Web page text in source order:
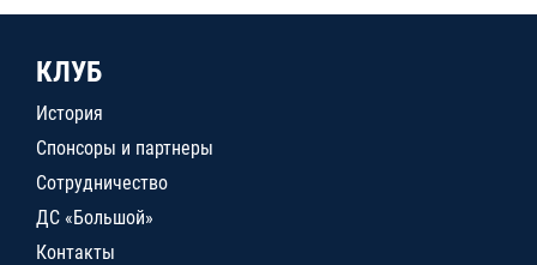
КЛУБ
История
Спонсоры и партнеры
Сотрудничество
ДС «Большой»
Контакты